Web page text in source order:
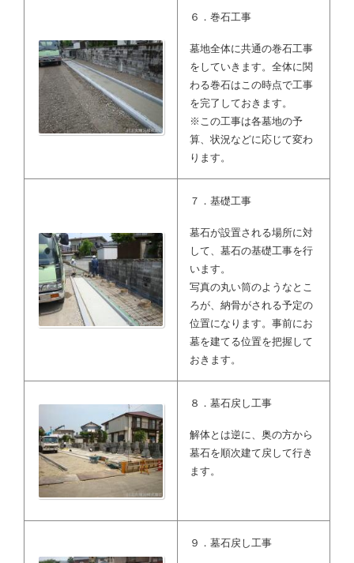
６．巻石工事
墓地全体に共通の巻石工事
をしていきます。全体に関
わる巻石はこの時点で工事
を完了しておきます。
※この工事は各墓地の予
算、状況などに応じて変わ
ります。
７．基礎工事
墓石が設置される場所に対
して、墓石の基礎工事を行
います。
写真の丸い筒のようなとこ
ろが、納骨がされる予定の
位置になります。事前にお
墓を建てる位置を把握して
おきます。
８．墓石戻し工事
解体とは逆に、奥の方から
墓石を順次建て戻して行き
ます。
９．墓石戻し工事